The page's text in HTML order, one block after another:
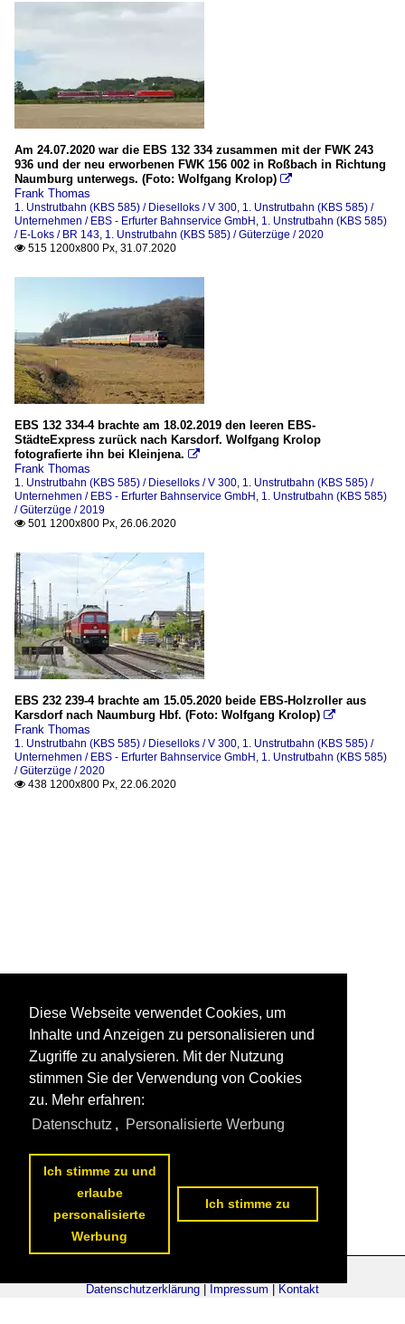
Am 24.07.2020 war die EBS 132 334 zusammen mit der FWK 243
936 und der neu erworbenen FWK 156 002 in Roßbach in Richtung
Naumburg unterwegs. (Foto: Wolfgang Krolop) 
Frank Thomas
1. Unstrutbahn (KBS 585) / Dieselloks / V 300 1. Unstrutbahn (KBS 585) /
Unternehmen / EBS - Erfurter Bahnservice GmbH 1. Unstrutbahn (KBS 585)
/ E-Loks / BR 143 1. Unstrutbahn (KBS 585) / Güterzüge / 2020
 515 1200x800 Px, 31.07.2020
EBS 132 334-4 brachte am 18.02.2019 den leeren EBS-
StädteExpress zurück nach Karsdorf. Wolfgang Krolop
fotografierte ihn bei Kleinjena. 
Frank Thomas
1. Unstrutbahn (KBS 585) / Dieselloks / V 300 1. Unstrutbahn (KBS 585) /
Unternehmen / EBS - Erfurter Bahnservice GmbH 1. Unstrutbahn (KBS 585)
/ Güterzüge / 2019
 501 1200x800 Px, 26.06.2020
EBS 232 239-4 brachte am 15.05.2020 beide EBS-Holzroller aus
Karsdorf nach Naumburg Hbf. (Foto: Wolfgang Krolop) 
Frank Thomas
1. Unstrutbahn (KBS 585) / Dieselloks / V 300 1. Unstrutbahn (KBS 585) /
Unternehmen / EBS - Erfurter Bahnservice GmbH 1. Unstrutbahn (KBS 585)
/ Güterzüge / 2020
 438 1200x800 Px, 22.06.2020
Datenschutzerklärung Impressum Kontakt
Diese Webseite verwendet Cookies, um
Inhalte und Anzeigen zu personalisieren und
Zugriffe zu analysieren. Mit der Nutzung
stimmen Sie der Verwendung von Cookies
zu. Mehr erfahren:
Datenschutz , Personalisierte Werbung
Ich stimme zu und
erlaube
personalisierte
Werbung
Ich stimme zu